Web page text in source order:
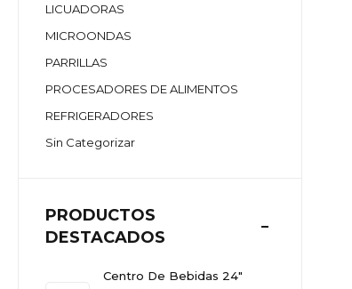
LICUADORAS
MICROONDAS
PARRILLAS
PROCESADORES DE ALIMENTOS
REFRIGERADORES
Sin Categorizar
PRODUCTOS
DESTACADOS
Centro De Bebidas 24"